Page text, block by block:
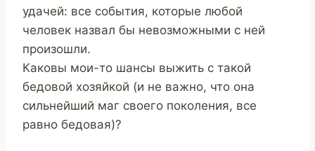
удачей: все события, которые любой
человек назвал бы невозможными с ней
произошли.
Каковы мои-то шансы выжить с такой
бедовой хозяйкой (и не важно, что она
сильнейший маг своего поколения, все
равно бедовая)?